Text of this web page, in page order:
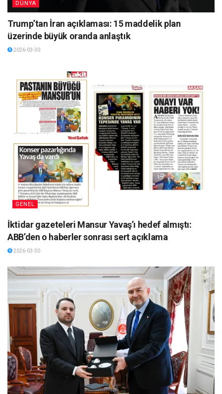
DÜNYA
Trump’tan İran açıklaması: 15 maddelik plan
üzerinde büyük oranda anlaştık
2026-03-30
GENEL
İktidar gazeteleri Mansur Yavaş’ı hedef almıştı:
ABB’den o haberler sonrası sert açıklama
2026-03-30